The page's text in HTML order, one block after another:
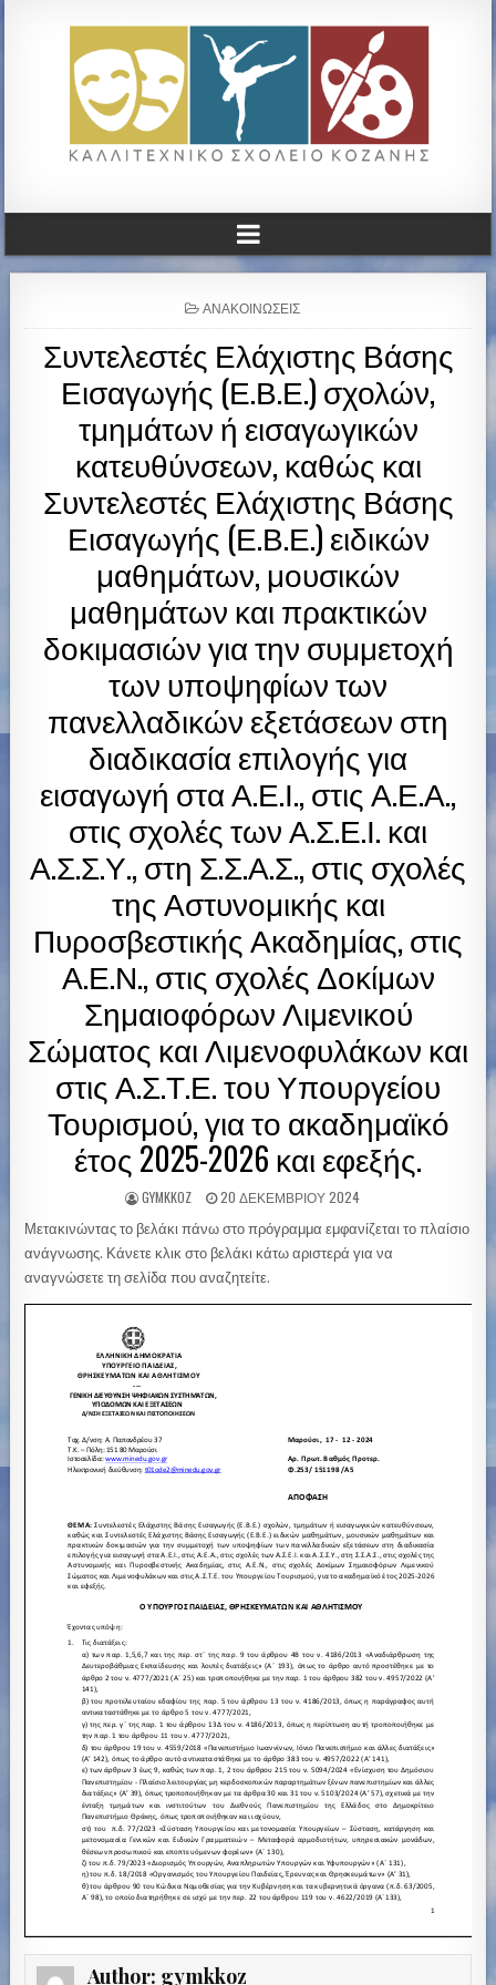
ΚΑΛΛΙΤΕΧΝΙΚΟ ΓΥΜΝΑΣΙΟ
ΚΟΖΑΝΗΣ
P
O
T
D
N
ΑΝΑΚΟΙΝΏΣΕΙΣ
Συντελεστές Ελάχιστης Βάσης
Εισαγωγής (Ε.Β.Ε.) σχολών,
τμημάτων ή εισαγωγικών
κατευθύνσεων, καθώς και
Συντελεστές Ελάχιστης Βάσης
Εισαγωγής (Ε.Β.Ε.) ειδικών
μαθημάτων, μουσικών
μαθημάτων και πρακτικών
δοκιμασιών για την συμμετοχή
των υποψηφίων των
πανελλαδικών εξετάσεων στη
διαδικασία επιλογής για
εισαγωγή στα Α.Ε.Ι., στις Α.Ε.Α.,
στις σχολές των Α.Σ.Ε.Ι. και
Α.Σ.Σ.Υ., στη Σ.Σ.Α.Σ., στις σχολές
της Αστυνομικής και
Πυροσβεστικής Ακαδημίας, στις
Α.Ε.Ν., στις σχολές Δοκίμων
Σημαιοφόρων Λιμενικού
Σώματος και Λιμενοφυλάκων και
στις Α.Σ.Τ.Ε. του Υπουργείου
Τουρισμού, για το ακαδημαϊκό
έτος 2025-2026 και εφεξής.
GYMKKOZ 20 ΔΕΚΕΜΒΡΊΟΥ 2024
Μετακινώντας το βελάκι πάνω στο πρόγραμμα εμφανίζεται το πλαίσιο
ανάγνωσης. Κάνετε κλικ στο βελάκι κάτω αριστερά για να
αναγνώσετε τη σελίδα που αναζητείτε.
Author: gymkkoz